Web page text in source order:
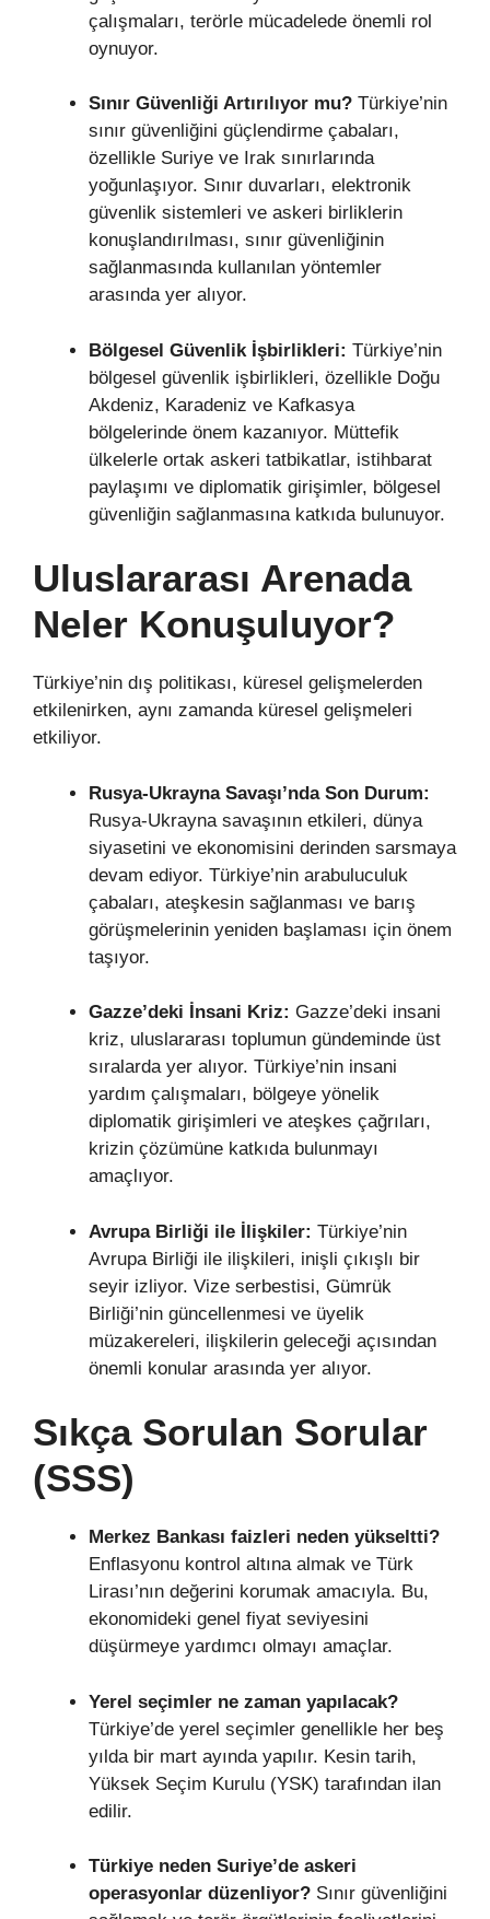
çalışmaları, terörle mücadelede önemli rol
oynuyor.
Sınır Güvenliği Artırılıyor mu? Türkiye’nin
sınır güvenliğini güçlendirme çabaları,
özellikle Suriye ve Irak sınırlarında
yoğunlaşıyor. Sınır duvarları, elektronik
güvenlik sistemleri ve askeri birliklerin
konuşlandırılması, sınır güvenliğinin
sağlanmasında kullanılan yöntemler
arasında yer alıyor.
Bölgesel Güvenlik İşbirlikleri: Türkiye’nin
bölgesel güvenlik işbirlikleri, özellikle Doğu
Akdeniz, Karadeniz ve Kafkasya
bölgelerinde önem kazanıyor. Müttefik
ülkelerle ortak askeri tatbikatlar, istihbarat
paylaşımı ve diplomatik girişimler, bölgesel
güvenliğin sağlanmasına katkıda bulunuyor.
Uluslararası Arenada
Neler Konuşuluyor?
Türkiye’nin dış politikası, küresel gelişmelerden
etkilenirken, aynı zamanda küresel gelişmeleri
etkiliyor.
Rusya-Ukrayna Savaşı’nda Son Durum:
Rusya-Ukrayna savaşının etkileri, dünya
siyasetini ve ekonomisini derinden sarsmaya
devam ediyor. Türkiye’nin arabuluculuk
çabaları, ateşkesin sağlanması ve barış
görüşmelerinin yeniden başlaması için önem
taşıyor.
Gazze’deki İnsani Kriz: Gazze’deki insani
kriz, uluslararası toplumun gündeminde üst
sıralarda yer alıyor. Türkiye’nin insani
yardım çalışmaları, bölgeye yönelik
diplomatik girişimleri ve ateşkes çağrıları,
krizin çözümüne katkıda bulunmayı
amaçlıyor.
Avrupa Birliği ile İlişkiler: Türkiye’nin
Avrupa Birliği ile ilişkileri, inişli çıkışlı bir
seyir izliyor. Vize serbestisi, Gümrük
Birliği’nin güncellenmesi ve üyelik
müzakereleri, ilişkilerin geleceği açısından
önemli konular arasında yer alıyor.
Sıkça Sorulan Sorular
(SSS)
Merkez Bankası faizleri neden yükseltti?
Enflasyonu kontrol altına almak ve Türk
Lirası’nın değerini korumak amacıyla. Bu,
ekonomideki genel fiyat seviyesini
düşürmeye yardımcı olmayı amaçlar.
Yerel seçimler ne zaman yapılacak?
Türkiye’de yerel seçimler genellikle her beş
yılda bir mart ayında yapılır. Kesin tarih,
Yüksek Seçim Kurulu (YSK) tarafından ilan
edilir.
Türkiye neden Suriye’de askeri
operasyonlar düzenliyor? Sınır güvenliğini